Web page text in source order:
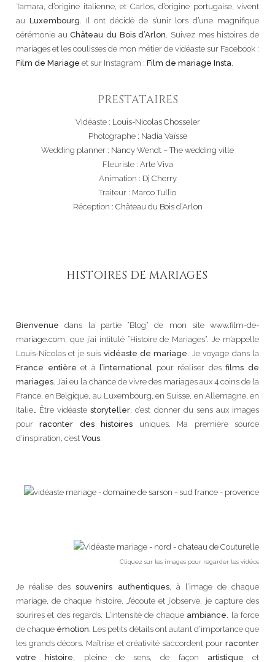
Tamara, d’origine italienne, et Carlos, d’origine portugaise, vivent
au Luxembourg. Il ont décidé de s’unir lors d’une magnifique
cérémonie auChâteau du Bois d’Arlon. Suivez mes histoires de
mariages et les coulisses de mon métier de vidéaste sur Facebook :
Film de Mariage et sur Instagram : Film de mariage Insta.
PRESTATAIRES
Vidéaste : Louis-Nicolas Chosseler
Photographe : Nadia Vaïsse
Wedding planner : Nancy Wendt – The wedding ville
Fleuriste : Arte Viva
Animation : Dj Cherry
Traiteur : Marco Tullio
Réception : Château du Bois d’Arlon
HISTOIRES DE MARIAGES
Bienvenue dans la partie “Blog” de mon site www.film-de-
mariage.com, que j’ai intitulé “Histoire de Mariages”. Je m’appelle
Louis-Nicolas et je suis vidéaste de mariage . Je voyage dans la
France entière et à l’international pour réaliser desfilms de
mariages . J’ai eu la chance de vivre des mariages aux 4 coins de la
France, en Belgique, au Luxembourg, en Suisse, en Allemagne, en
Italie… Être vidéastestoryteller, c’est donner du sens aux images
pourraconter des histoires uniques. Ma première source
d’inspiration, c’est Vous
Cliquez sur les images pour regarder les vidéos
Je réalise dessouvenirs authentiques, à l’image de chaque
mariage, de chaque histoire. J’écoute et j’observe, je capture des
sourires et des regards. L’intensité de chaque ambiance, la force
de chaque émotion. Les petits détails ont autant d’importance que
les grands décors. Maîtrise et créativité s’accordent pour raconter
votre histoire, pleine de sens, de façon artistique et